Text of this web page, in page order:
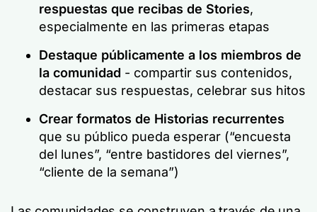
respuestas que recibas de Stories,
especialmente en las primeras etapas
Destaque públicamente a los miembros de
la comunidad - compartir sus contenidos,
destacar sus respuestas, celebrar sus hitos
Crear formatos de Historias recurrentes
que su público pueda esperar (“encuesta
del lunes”, “entre bastidores del viernes”,
“cliente de la semana”)